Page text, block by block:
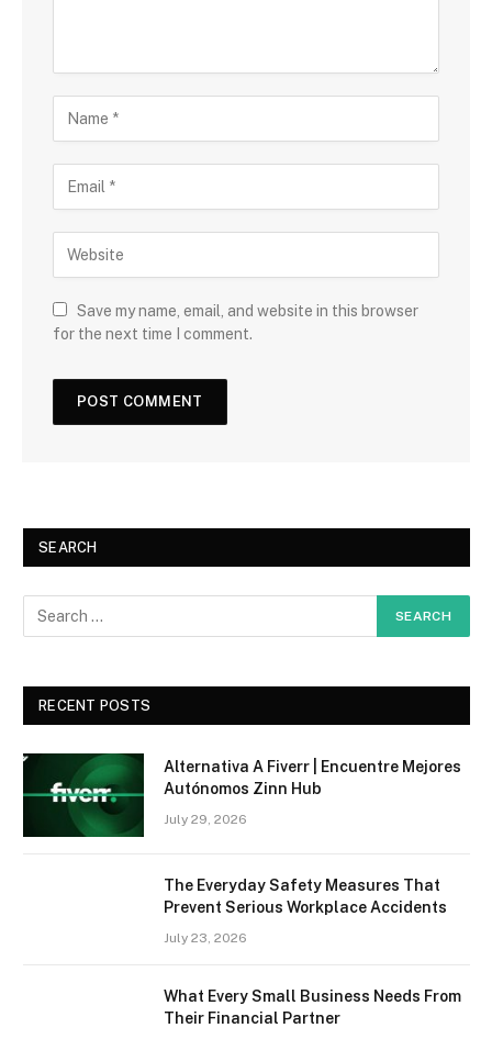
Save my name, email, and website in this browser
for the next time I comment.
SEARCH
RECENT POSTS
Alternativa A Fiverr | Encuentre Mejores
Autónomos Zinn Hub
July 29, 2026
The Everyday Safety Measures That
Prevent Serious Workplace Accidents
July 23, 2026
What Every Small Business Needs From
Their Financial Partner